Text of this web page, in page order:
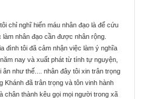
chỉ nghĩ hiến máu nhân đạo là để cứu
nhân đạo cần được nhân rộng.
đình tôi đã cảm nhận việc làm ý nghĩa
nay và xuất phát từ tính tự nguyện,
như thế.... nhân đây tôi xin trân trọng
Khánh đã trân trọng và tôn vinh hành
chân thành kêu gọi mọi người trong xã